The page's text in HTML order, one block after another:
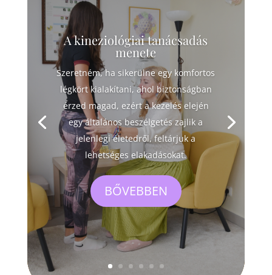
A kineziológiai tanácsadás
menete
Szeretném, ha sikerülne egy komfortos
légkört kialakítani, ahol biztonságban
érzed magad, ezért a kezelés elején
egy általános beszélgetés zajlik a
jelenlegi életedről, feltárjuk a
lehetséges elakadásokat.
BŐVEBBEN